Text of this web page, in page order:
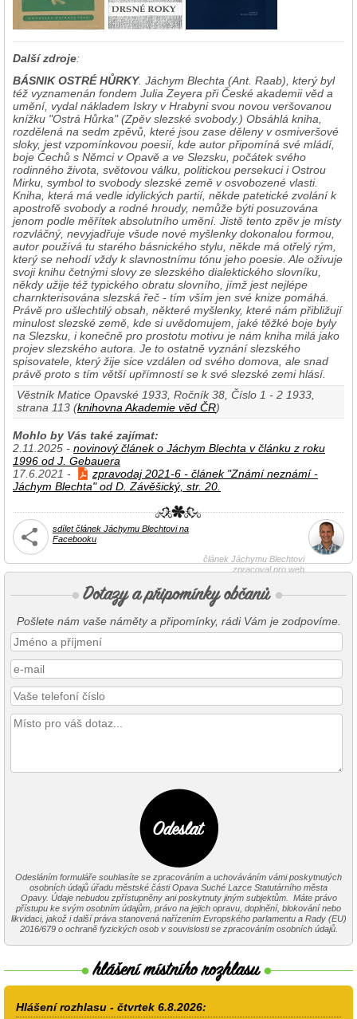
Další zdroje:
BÁSNIK OSTRÉ HŮRKY. Jáchym Blechta (Ant. Raab), který byl
též vyznamenán fondem Julia Zeyera při České akademii věd a
umění, vydal nákladem Iskry v Hrabyni svou novou veršovanou
knížku "Ostrá Hůrka" (Zpěv slezské svobody.) Obsáhlá kniha,
rozdělená na sedm zpěvů, které jsou zase děleny v osmiveršové
sloky, jest vzpomínkovou poesií, kde autor připomíná své mládí,
boje Čechů s Němci v Opavě a ve Slezsku, počátek svého
rodinného života, světovou válku, politickou persekuci i Ostrou
Mirku, symbol to svobody slezské země v osvobozené vlasti.
Kniha, která má vedle idylických partií, někde patetické zvolání k
apostrofě svobody a rodné hroudy, nemůže býti posuzována
jenom podle měřítek absolutního umění. Jistě tento zpěv je místy
rozvláčný, nevyjadřuje všude nové myšlenky dokonalou formou,
autor používá tu starého básnického stylu, někde má otřelý rým,
který se nehodí vždy k slavnostnímu tónu jeho poesie. Ale oživuje
svoji knihu četnými slovy ze slezského dialektického slovníku,
někdy užije též typického obratu slovního, jímž jest nejlépe
charnkterisována slezská řeč - tím vším jen své knize pomáhá.
Právě pro ušlechtilý obsah, některé myšlenky, které nám přibližují
minulost slezské země, kde si uvědomujem, jaké těžké boje byly
na Slezsku, i konečně pro prostotu motivu je nám kniha milá jako
projev slezského autora. Je to ostatně vyznání slezského
spisovatele, který žije sice vzdálen od svého domova, ale snad
právě proto s tím větší upřímností se k své slezské zemi hlásí.
Věstník Matice Opavské 1933, Ročník 38, Číslo 1 - 2 1933,
strana 113 (knihovna Akademie věd ČR)
Mohlo by Vás také zajímat:
2.11.2025 - novinový článek o Jáchym Blechta v článku z roku
1996 od J. Gebauera
17.6.2021 -
zpravodaj 2021-6 - článek "Známí neznámí -
Jáchym Blechta" od D. Závěšický, str. 20.
sdílet článek Jáchymu Blechtovi na
Facebooku
článek Jáchymu Blechtovi
zpracoval pro web
Pošlete nám vaše náměty a připomínky, rádi Vám je zodpovíme.
Odesláním formuláře souhlasíte se zpracováním a uchováváním vámi poskytnutých
osobních údajů úřadu městské části Opava Suché Lazce Statutárního města
Opavy. Údaje nebudou zpřístupněny ani poskytnuty jiným subjektům. Máte právo
přístupu ke svým osobním údajům, právo na jejich opravu, doplnění, blokování nebo
likvidaci, jakož i další práva stanovená nařízením Evropského parlamentu a Rady (EU)
2016/679 o ochraně fyzických osob v souvislosti se zpracováním osobních údajů.
Hlášení rozhlasu - čtvrtek 6.8.2026: